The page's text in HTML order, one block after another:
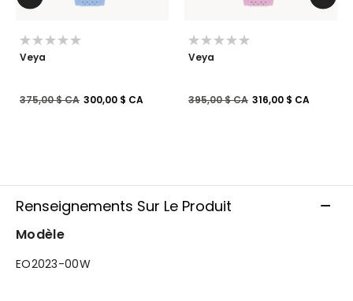
Veya
Prix réduit de
375,00 $ CAà300,00 $ CA
Veya
Prix réduit de
395,00 $ CAà316,00 $ CA
Renseignements Sur Le Produit
Modèle
EO2023-00W